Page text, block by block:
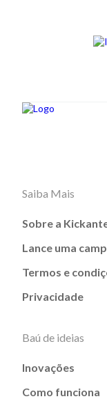
Saiba Mais
Sobre a
Lance uma
Termos e
Privacidade
Baú de ideias
Inovações
Como funciona